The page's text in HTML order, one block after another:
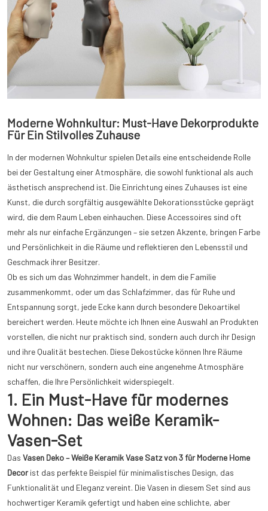
Moderne Wohnkultur: Must-Have Dekorprodukte
Für Ein Stilvolles Zuhause
In der modernen Wohnkultur spielen Details eine entscheidende Rolle
bei der Gestaltung einer Atmosphäre, die sowohl funktional als auch
ästhetisch ansprechend ist. Die Einrichtung eines Zuhauses ist eine
Kunst, die durch sorgfältig ausgewählte Dekorationsstücke geprägt
wird, die dem Raum Leben einhauchen. Diese Accessoires sind oft
mehr als nur einfache Ergänzungen – sie setzen Akzente, bringen Farbe
und Persönlichkeit in die Räume und reflektieren den Lebensstil und
Geschmack ihrer Besitzer.
Ob es sich um das Wohnzimmer handelt, in dem die Familie
zusammenkommt, oder um das Schlafzimmer, das für Ruhe und
Entspannung sorgt, jede Ecke kann durch besondere Dekoartikel
bereichert werden. Heute möchte ich Ihnen eine Auswahl an Produkten
vorstellen, die nicht nur praktisch sind, sondern auch durch ihr Design
und ihre Qualität bestechen. Diese Dekostücke können Ihre Räume
nicht nur verschönern, sondern auch eine angenehme Atmosphäre
schaffen, die Ihre Persönlichkeit widerspiegelt.
1. Ein Must-Have für modernes
Wohnen: Das weiße Keramik-
Vasen-Set
Das Vasen Deko – Weiße Keramik Vase Satz von 3 für Moderne Home
Decorist das perfekte Beispiel für minimalistisches Design, das
Funktionalität und Eleganz vereint. Die Vasen in diesem Set sind aus
hochwertiger Keramik gefertigt und haben eine schlichte, aber